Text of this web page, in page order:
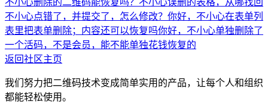
不小心点错了，并提交了，怎么修改？ 你好，不小心在表单列
表里把表单删除；内容还可以恢复吗你好，不小心单独删除了
一个活码，不是会员，能不能单独花钱恢复的
返回社区主页
我们努力把二维码技术变成简单实用的产品，让每个人和组织
都能轻松使用。